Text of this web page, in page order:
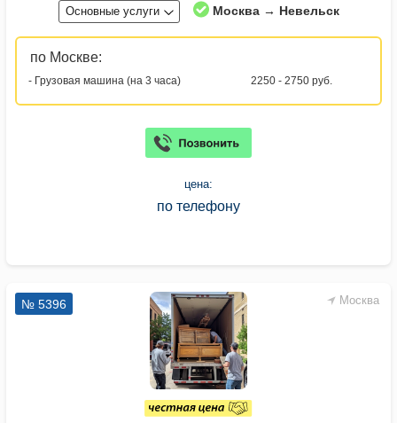
Основные услуги Москва → Невельск
по Москве:
- Грузовая машина (на 3 часа) 2250 - 2750 руб.
цена:
по телефону
Москва
№ 5396